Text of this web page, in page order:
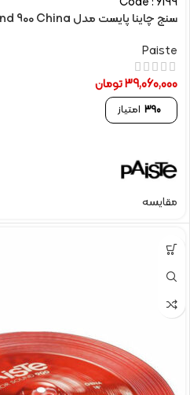
سنج چاینا پایست مدل Color Sound 900 China سایز 18 اینچ
Paiste
39,060,000تومان
390 امتیاز
مقایسه